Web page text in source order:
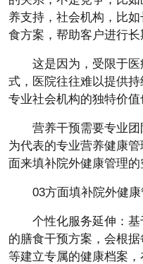
养支持，社会机构，比
食方案，帮助客户进行长
这是因为，受限于
式，医院往往难以提供
专业社会机构的独特价值
营养干预需要专业
为代表的专业营养健康
面来填补院外健康管理的
03方面填补院外健康
个性化服务延伸：
的膳食干预方案，会根
等建立专属的健康档案